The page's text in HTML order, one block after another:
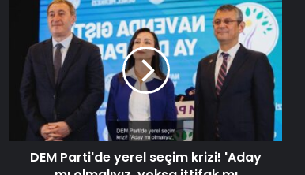
DEM Parti'de yerel seçim krizi! 'Aday